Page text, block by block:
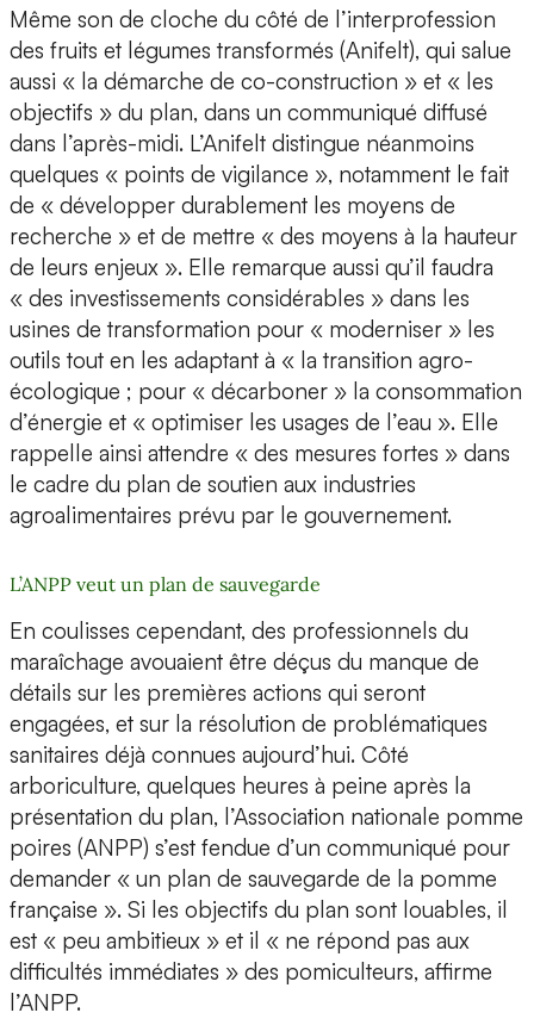
Même son de cloche du côté de l’interprofession
des fruits et légumes transformés (Anifelt), qui salue
aussi « la démarche de co-construction » et « les
objectifs » du plan, dans un communiqué diffusé
dans l’après-midi. L’Anifelt distingue néanmoins
quelques « points de vigilance », notamment le fait
de « développer durablement les moyens de
recherche » et de mettre « des moyens à la hauteur
de leurs enjeux ». Elle remarque aussi qu’il faudra
« des investissements considérables » dans les
usines de transformation pour « moderniser » les
outils tout en les adaptant à « la transition agro-
écologique ; pour « décarboner » la consommation
d’énergie et « optimiser les usages de l’eau ». Elle
rappelle ainsi attendre « des mesures fortes » dans
le cadre du plan de soutien aux industries
agroalimentaires prévu par le gouvernement.
L’ANPP veut un plan de sauvegarde
En coulisses cependant, des professionnels du
maraîchage avouaient être déçus du manque de
détails sur les premières actions qui seront
engagées, et sur la résolution de problématiques
sanitaires déjà connues aujourd’hui. Côté
arboriculture, quelques heures à peine après la
présentation du plan, l’Association nationale pomme
poires (ANPP) s’est fendue d’un communiqué pour
demander « un plan de sauvegarde de la pomme
française ». Si les objectifs du plan sont louables, il
est « peu ambitieux » et il « ne répond pas aux
difficultés immédiates » des pomiculteurs, affirme
l’ANPP.